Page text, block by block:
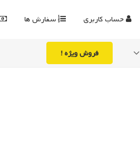
حساب کاربری سفارش ها
فروش ویژه !